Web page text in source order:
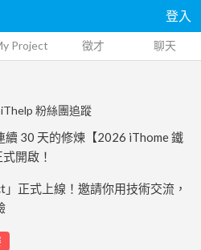
登入
Project 徵才 聊天
粉絲團追蹤
續 30 天的修煉【2026 iThome 鐵
開啟！
正式上線！邀請你用技術交流，